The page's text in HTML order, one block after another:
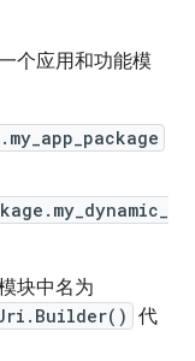
个应用和功能模
块中名为
代